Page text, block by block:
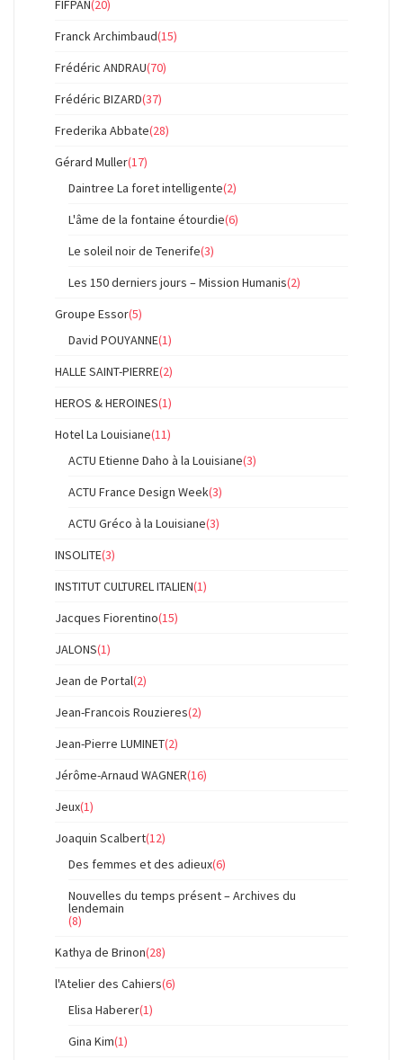
FIFPAN(20)
Franck Archimbaud(15)
Frédéric ANDRAU(70)
Frédéric BIZARD(37)
Frederika Abbate(28)
Gérard Muller(17)
Daintree La foret intelligente(2)
L'âme de la fontaine étourdie(6)
Le soleil noir de Tenerife(3)
Les 150 derniers jours – Mission Humanis(2)
Groupe Essor(5)
David POUYANNE(1)
HALLE SAINT-PIERRE(2)
HEROS & HEROINES(1)
Hotel La Louisiane(11)
ACTU Etienne Daho à la Louisiane(3)
ACTU France Design Week(3)
ACTU Gréco à la Louisiane(3)
INSOLITE(3)
INSTITUT CULTUREL ITALIEN(1)
Jacques Fiorentino(15)
JALONS(1)
Jean de Portal(2)
Jean-Francois Rouzieres(2)
Jean-Pierre LUMINET(2)
Jérôme-Arnaud WAGNER(16)
Jeux(1)
Joaquin Scalbert(12)
Des femmes et des adieux(6)
Nouvelles du temps présent – Archives du
lendemain
(8)
Kathya de Brinon(28)
l'Atelier des Cahiers(6)
Elisa Haberer(1)
Gina Kim(1)